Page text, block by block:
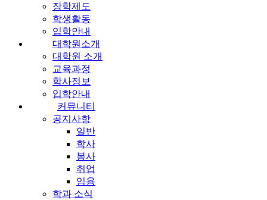
장학제도
학생활동
입학안내
대학원소개
대학원 소개
교육과정
학사정보
입학안내
커뮤니티
공지사항
일반
학사
봉사
취업
임용
학과 소식